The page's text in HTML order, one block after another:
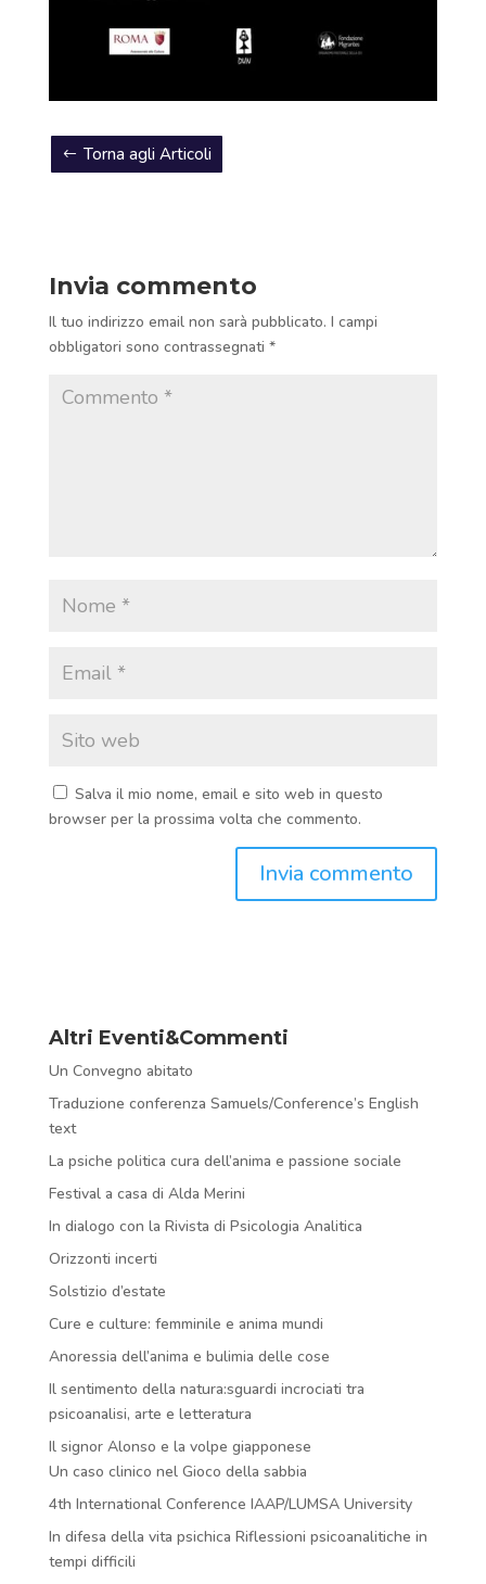
Torna agli Articoli
Invia commento
Il tuo indirizzo email non sarà pubblicato. I campi
obbligatori sono contrassegnati *
Salva il mio nome, email e sito web in questo
browser per la prossima volta che commento.
Altri Eventi&Commenti
Un Convegno abitato
Traduzione conferenza Samuels/Conference’s English
text
La psiche politica cura dell’anima e passione sociale
Festival a casa di Alda Merini
In dialogo con la Rivista di Psicologia Analitica
Orizzonti incerti
Solstizio d’estate
Cure e culture: femminile e anima mundi
Anoressia dell’anima e bulimia delle cose
Il sentimento della natura:sguardi incrociati tra
psicoanalisi, arte e letteratura
Il signor Alonso e la volpe giapponese
Un caso clinico nel Gioco della sabbia
4th International Conference IAAP/LUMSA University
In difesa della vita psichica Riflessioni psicoanalitiche in
tempi difficili